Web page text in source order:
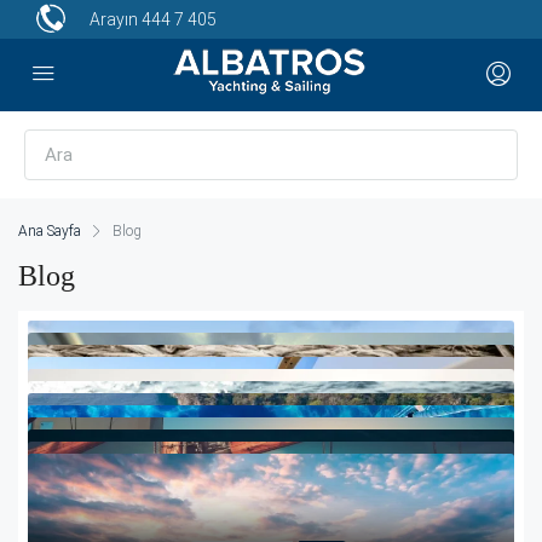
Arayın 444 7 405
Ana Sayfa Blog
Blog